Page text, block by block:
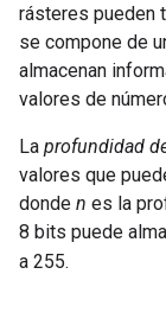
rásteres pueden
se compone de
almacenan
valores de
La profundidad
valores que
donde n es la
8 bits puede
a 255.